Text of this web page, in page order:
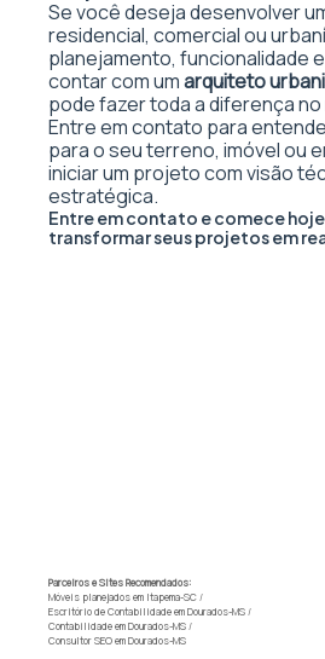
Se você deseja desenvolver
residencial, comercial ou
planejamento, funcionalidade
contar com umarquiteto
pode fazer toda a diferença
Entre em contato para
para o seu terreno, imóvel ou
iniciar um projeto com visão
estratégica.
Entre em contato e comece
transformar seus projetos em
Parceiros e Sites Recomendados:
Móveis planejados em Itapema-SC /
Escritório de Contabilidade em Dourados-MS /
Contabilidade em Dourados-MS /
Consultor SEO em Dourados-MS